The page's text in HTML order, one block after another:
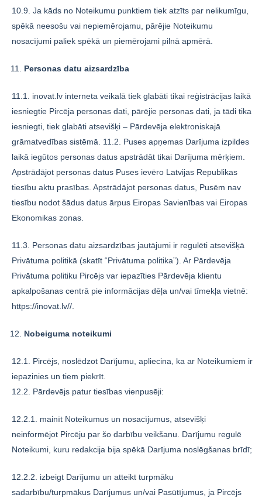
10.9. Ja kāds no Noteikumu punktiem tiek atzīts par nelikumīgu,
spēkā neesošu vai nepiemērojamu, pārējie Noteikumu
nosacījumi paliek spēkā un piemērojami pilnā apmērā.
Personas datu aizsardzība
11.1. inovat.lv interneta veikalā tiek glabāti tikai reģistrācijas laikā
iesniegtie Pircēja personas dati, pārējie personas dati, ja tādi tika
iesniegti, tiek glabāti atsevišķi – Pārdevēja elektroniskajā
grāmatvedības sistēmā. 11.2. Puses apņemas Darījuma izpildes
laikā iegūtos personas datus apstrādāt tikai Darījuma mērķiem.
Apstrādājot personas datus Puses ievēro Latvijas Republikas
tiesību aktu prasības. Apstrādājot personas datus, Pusēm nav
tiesību nodot šādus datus ārpus Eiropas Savienības vai Eiropas
Ekonomikas zonas.
11.3. Personas datu aizsardzības jautājumi ir regulēti atsevišķā
Privātuma politikā (skatīt “Privātuma politika”). Ar Pārdevēja
Privātuma politiku Pircējs var iepazīties Pārdevēja klientu
apkalpošanas centrā pie informācijas dēļa un/vai tīmekļa vietnē:
https://inovat.lv//.
Nobeiguma noteikumi
12.1. Pircējs, noslēdzot Darījumu, apliecina, ka ar Noteikumiem ir
iepazinies un tiem piekrīt.
12.2. Pārdevējs patur tiesības vienpusēji:
12.2.1. mainīt Noteikumus un nosacījumus, atsevišķi
neinformējot Pircēju par šo darbību veikšanu. Darījumu regulē
Noteikumi, kuru redakcija bija spēkā Darījuma noslēgšanas brīdī;
12.2.2. izbeigt Darījumu un atteikt turpmāku
sadarbību/turpmākus Darījumus un/vai Pasūtījumus, ja Pircējs